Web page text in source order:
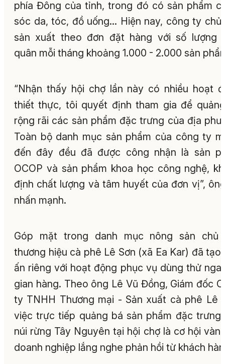
phía Đông của tỉnh, trong đó có sản phẩm
sóc da, tóc, đồ uống… Hiện nay, công ty chủ
sản xuất theo đơn đặt hàng với số lượng
quân mỗi tháng khoảng 1.000 - 2.000 sản
“Nhận thấy hội chợ lần này có nhiều hoạt
thiết thực, tôi quyết định tham gia để
rộng rãi các sản phẩm đặc trưng của địa
Toàn bộ danh mục sản phẩm của công ty
đến đây đều đã được công nhận là sản
OCOP và sản phẩm khoa học công nghệ,
định chất lượng và tâm huyết của đơn vị”,
nhấn mạnh.
Góp mặt trong danh mục nông sản chủ
thương hiệu cà phê Lê Sơn (xã Ea Kar) đã tạo
ấn riêng với hoạt động phục vụ dùng thử
gian hàng. Theo ông Lê Vũ Đồng, Giám đốc
ty TNHH Thương mại - Sản xuất cà phê Lê
việc trực tiếp quảng bá sản phẩm đặc trưng
núi rừng Tây Nguyên tại hội chợ là cơ hội
doanh nghiệp lắng nghe phản hồi từ khách